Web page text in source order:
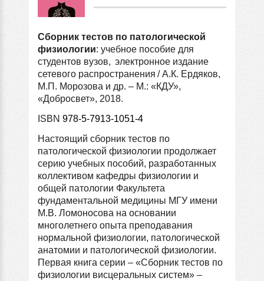
Сборник тестов по патологической
физиологии: учебное пособие для
студентов вузов, электронное издание
сетевого распространения / А.К. Ердяков,
М.П. Морозова и др. – М.: «КДУ»,
«Добросвет», 2018.
ISBN 978-5-7913-1051-4
Настоящий сборник тестов по
патологической физиологии продолжает
серию учебных пособий, разработанных
коллективом кафедры физиологии и
общей патологии Факультета
фундаментальной медицины МГУ имени
М.В. Ломоносова на основании
многолетнего опыта преподавания
нормальной физиологии, патологической
анатомии и патологической физиологии.
Первая книга серии – «Сборник тестов по
физиологии висцеральных систем» –